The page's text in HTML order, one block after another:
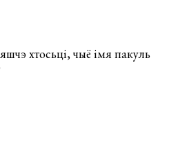
хтосьці, чыё імя пакуль